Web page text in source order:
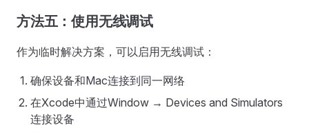
方法五：使用无线调试
作为临时解决方案，可以启用无线调试：
确保设备和Mac连接到同一网络
在Xcode中通过Window → Devices and Simulators
连接设备